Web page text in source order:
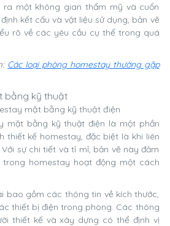
một không gian thẩm mỹ và cuốn
kết cấu và vật liệu sử dụng, bản vẽ
rõ về các yêu cầu cụ thể trong quá
Các loại phòng homestay thường gặp
bằng kỹ thuật
mặt bằng kỹ thuật điện
mặt bằng kỹ thuật điện là một phần
thiết kế homestay, đặc biệt là khi liên
sự chi tiết và tỉ mỉ, bản vẽ này đảm
trong homestay hoạt động một cách
bao gồm các thông tin về kích thước,
thiết bị điện trong phòng. Các thông
thiết kế và xây dựng có thể định vị